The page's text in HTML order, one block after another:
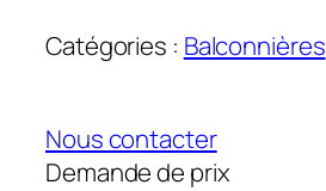
Catégories : Balconnières
Nous contacter
Demande de prix